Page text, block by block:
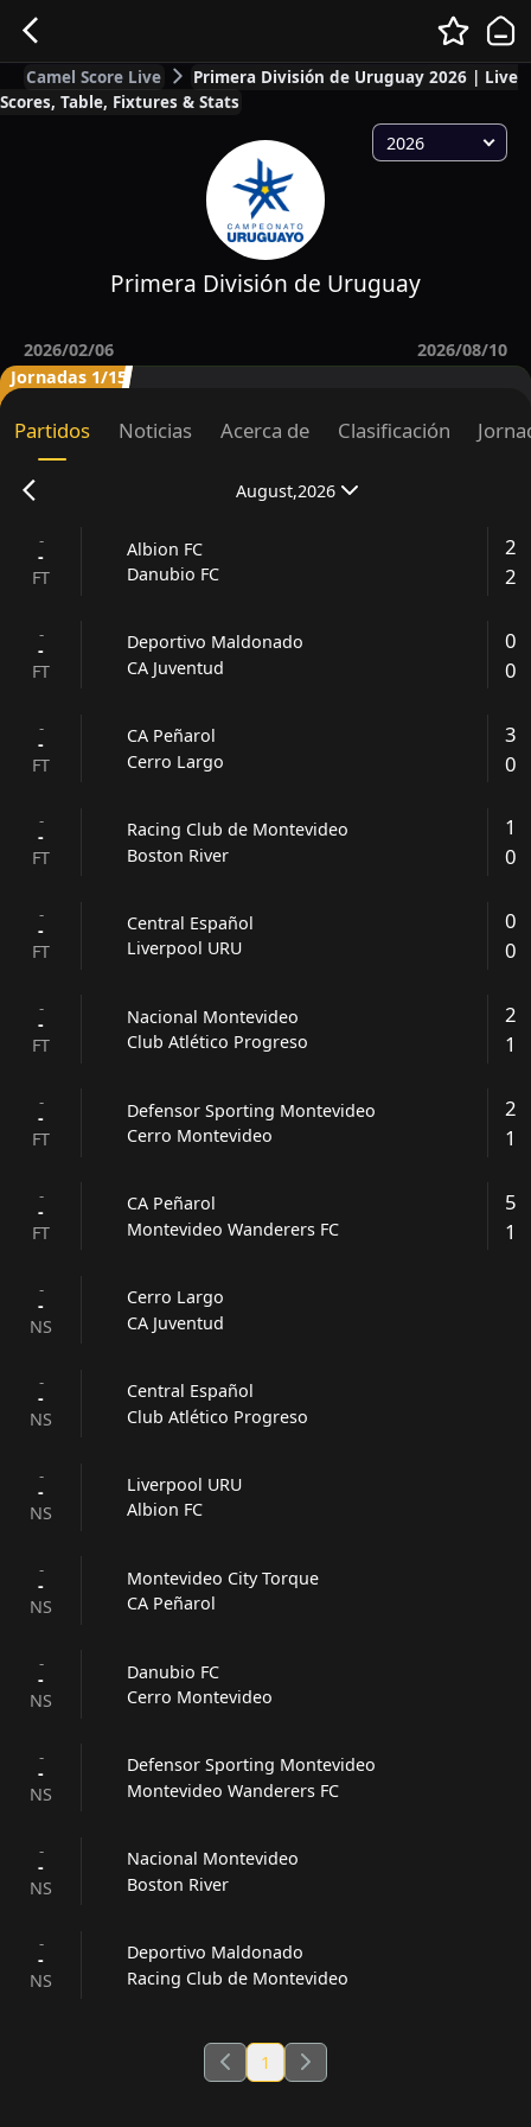
Camel Score Live
Primera División de Uruguay 2026 | Live
Scores, Table, Fixtures & Stats
2026
Primera División de Uruguay
2026/02/06
2026/08/10
Jornadas 1/15
Partidos Noticias Acerca de Clasificación
August,2026
-
-
FT
Albion FC
Danubio FC
2
2
-
-
FT
Deportivo Maldonado
CA Juventud
0
0
-
-
FT
CA Peñarol
Cerro Largo
3
0
-
-
FT
Racing Club de Montevideo
Boston River
1
0
-
-
FT
Central Español
Liverpool URU
0
0
-
-
FT
Nacional Montevideo
Club Atlético Progreso
2
1
-
-
FT
Defensor Sporting Montevideo
Cerro Montevideo
2
1
-
-
FT
CA Peñarol
Montevideo Wanderers FC
5
1
-
-
NS
Cerro Largo
CA Juventud
-
-
NS
Central Español
Club Atlético Progreso
-
-
NS
Liverpool URU
Albion FC
-
-
NS
Montevideo City Torque
CA Peñarol
-
-
NS
Danubio FC
Cerro Montevideo
-
-
NS
Defensor Sporting Montevideo
Montevideo Wanderers FC
-
-
NS
Nacional Montevideo
Boston River
-
-
NS
Deportivo Maldonado
Racing Club de Montevideo
1